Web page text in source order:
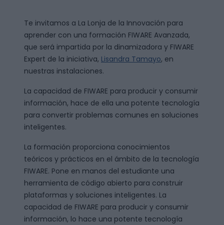
Te invitamos a La Lonja de la Innovación para
aprender con una formación FIWARE Avanzada,
que será impartida por la dinamizadora y FIWARE
Expert de la iniciativa, Lisandra Tamayo, en
nuestras instalaciones.
La capacidad de FIWARE para producir y consumir
información, hace de ella una potente tecnología
para convertir problemas comunes en soluciones
inteligentes.
La formación proporciona conocimientos
teóricos y prácticos en el ámbito de la tecnología
FIWARE. Pone en manos del estudiante una
herramienta de código abierto para construir
plataformas y soluciones inteligentes. La
capacidad de FIWARE para producir y consumir
información, lo hace una potente tecnología